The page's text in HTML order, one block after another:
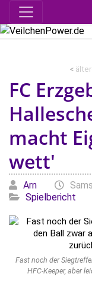
<
FC
macht
wett'
Geschrieben von
Arn am
Spielbericht
Fast noch der
HFC-Keeper, aber